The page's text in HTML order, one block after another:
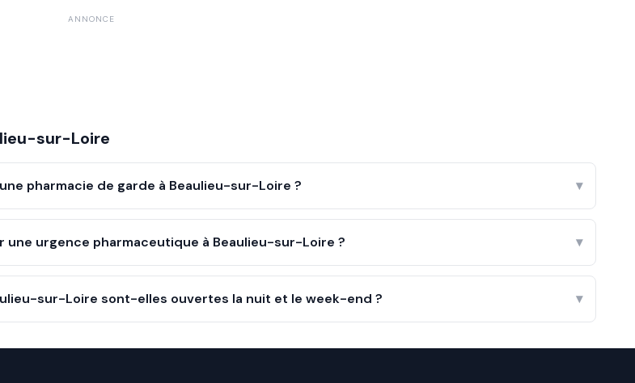
ANNONCE
sur-Loire
pharmacie de garde à Beaulieu-sur-Loire ? ▾
une urgence pharmaceutique à Beaulieu-sur-Loire ? ▾
sur-Loire sont-elles ouvertes la nuit et le week-end ? ▾